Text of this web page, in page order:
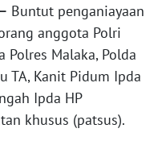
Buntut penganiayaan
anggota Polri
Malaka, Polda
TA, Kanit Pidum Ipda
Ipda HP
khusus (patsus).